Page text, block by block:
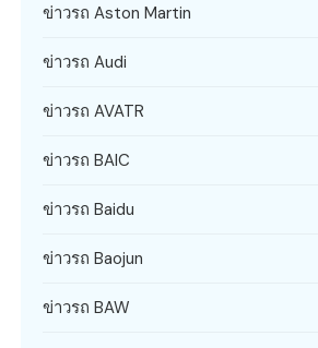
ข่าวรถ Aston Martin
ข่าวรถ Audi
ข่าวรถ AVATR
ข่าวรถ BAIC
ข่าวรถ Baidu
ข่าวรถ Baojun
ข่าวรถ BAW